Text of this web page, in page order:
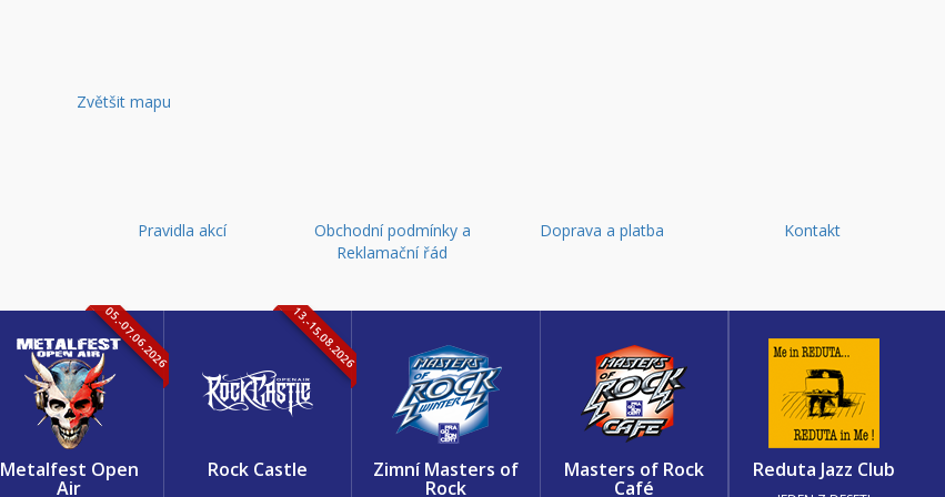
Zvětšit mapu
Pravidla akcí
Obchodní podmínky a
Reklamační řád
Doprava a platba Kontakt
05.-07.06.2026
Metalfest Open
Air
13.-15.08.2026
Rock Castle Zimní Masters of
Rock
Masters of Rock
Café
Reduta Jazz Club